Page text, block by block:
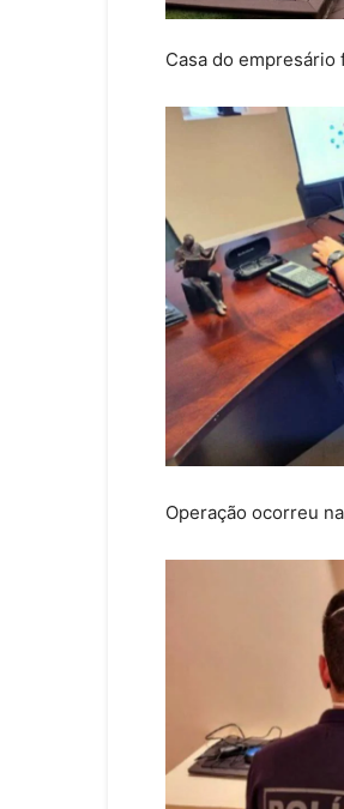
Casa do empresário
Operação ocorreu